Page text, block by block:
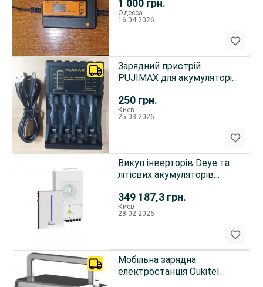
1 000 грн.
Одесса
16.04.2026
250 грн.
Зарядний пристрій
PUJIMAX для акумуляторів
Киев
25.03.2026
349 187,3 грн.
Викуп інверторів Deye та
літієвих акумуляторів
Киев
28.02.2026
Мобільна зарядна
електростанція Oukitel